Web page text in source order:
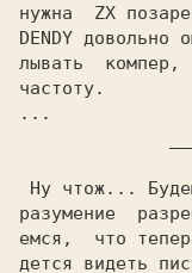
нужна  ZX
DENDY довольно
лывать  компер,
частоту.
...